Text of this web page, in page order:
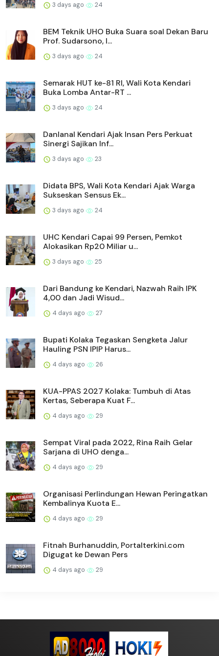
3 days ago 24
BEM Teknik UHO Buka Suara soal Dekan Baru
Prof. Sudarsono, I...
3 days ago 24
Semarak HUT ke-81 RI, Wali Kota Kendari
Buka Lomba Antar-RT ...
3 days ago 24
Danlanal Kendari Ajak Insan Pers Perkuat
Sinergi Sajikan Inf...
3 days ago 23
Didata BPS, Wali Kota Kendari Ajak Warga
Sukseskan Sensus Ek...
3 days ago 24
UHC Kendari Capai 99 Persen, Pemkot
Alokasikan Rp20 Miliar u...
3 days ago 25
Dari Bandung ke Kendari, Nazwah Raih IPK
4,00 dan Jadi Wisud...
4 days ago 27
Bupati Kolaka Tegaskan Sengketa Jalur
Hauling PSN IPIP Harus...
4 days ago 26
KUA-PPAS 2027 Kolaka: Tumbuh di Atas
Kertas, Seberapa Kuat F...
4 days ago 29
Sempat Viral pada 2022, Rina Raih Gelar
Sarjana di UHO denga...
4 days ago 29
Organisasi Perlindungan Hewan Peringatkan
Kembalinya Kuota E...
4 days ago 29
Fitnah Burhanuddin, Portalterkini.com
Digugat ke Dewan Pers
4 days ago 29